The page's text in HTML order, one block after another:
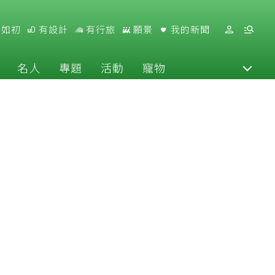
初 有設計 有行旅 願景 我的新聞
名人 專題 活動 寵物